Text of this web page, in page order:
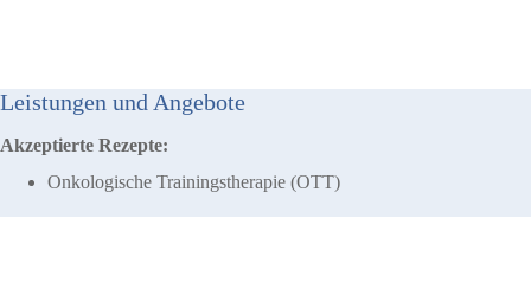
Leistungen und Angebote
Akzeptierte Rezepte:
Onkologische Trainingstherapie (OTT)